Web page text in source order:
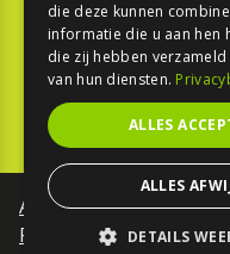
REPORTAGE
TOUREN
NIEUWSBRIEF
Algemene
Privacy Policy
die deze kunnen
informatie die u aan hen
die zij hebben
van hun diensten.
ALLES
ALLES
DETAILS